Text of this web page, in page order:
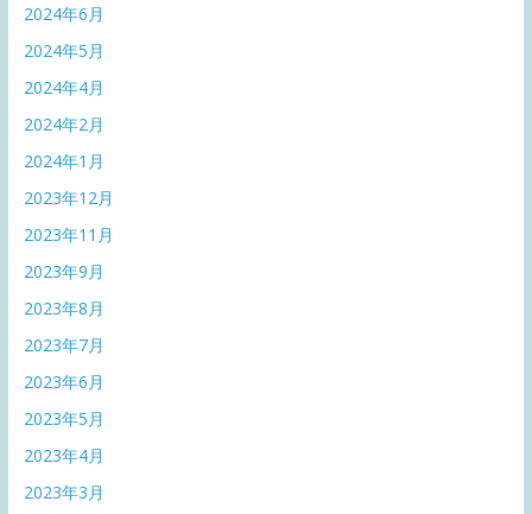
2024年6月
2024年5月
2024年4月
2024年2月
2024年1月
2023年12月
2023年11月
2023年9月
2023年8月
2023年7月
2023年6月
2023年5月
2023年4月
2023年3月